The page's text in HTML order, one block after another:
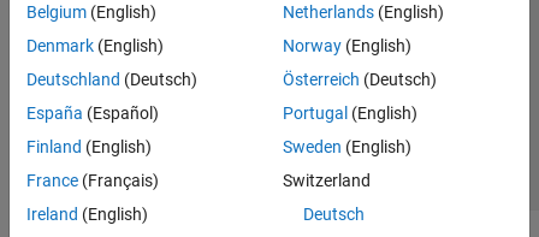
Belgium (English)
Denmark (English)
Deutschland (Deutsch)
España (Español)
Finland (English)
France (Français)
Ireland (English)
Netherlands(English)
Norway(English)
Österreich (Deutsch)
Portugal (English)
Sweden (English)
Switzerland
Deutsch
Lutte anti-piratage
Contacts locaux
© 1994-2026 The MathWorks, Inc.